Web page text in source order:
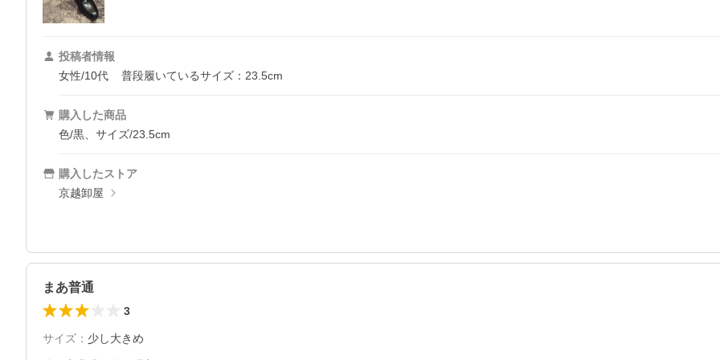
投稿者情報
女性/10代
普段履いているサイズ：23.5cm
購入した商品
色/黒、サイズ/23.5cm
購入したストア
京越卸屋
まあ普通
3
サイズ ： 少し大きめ